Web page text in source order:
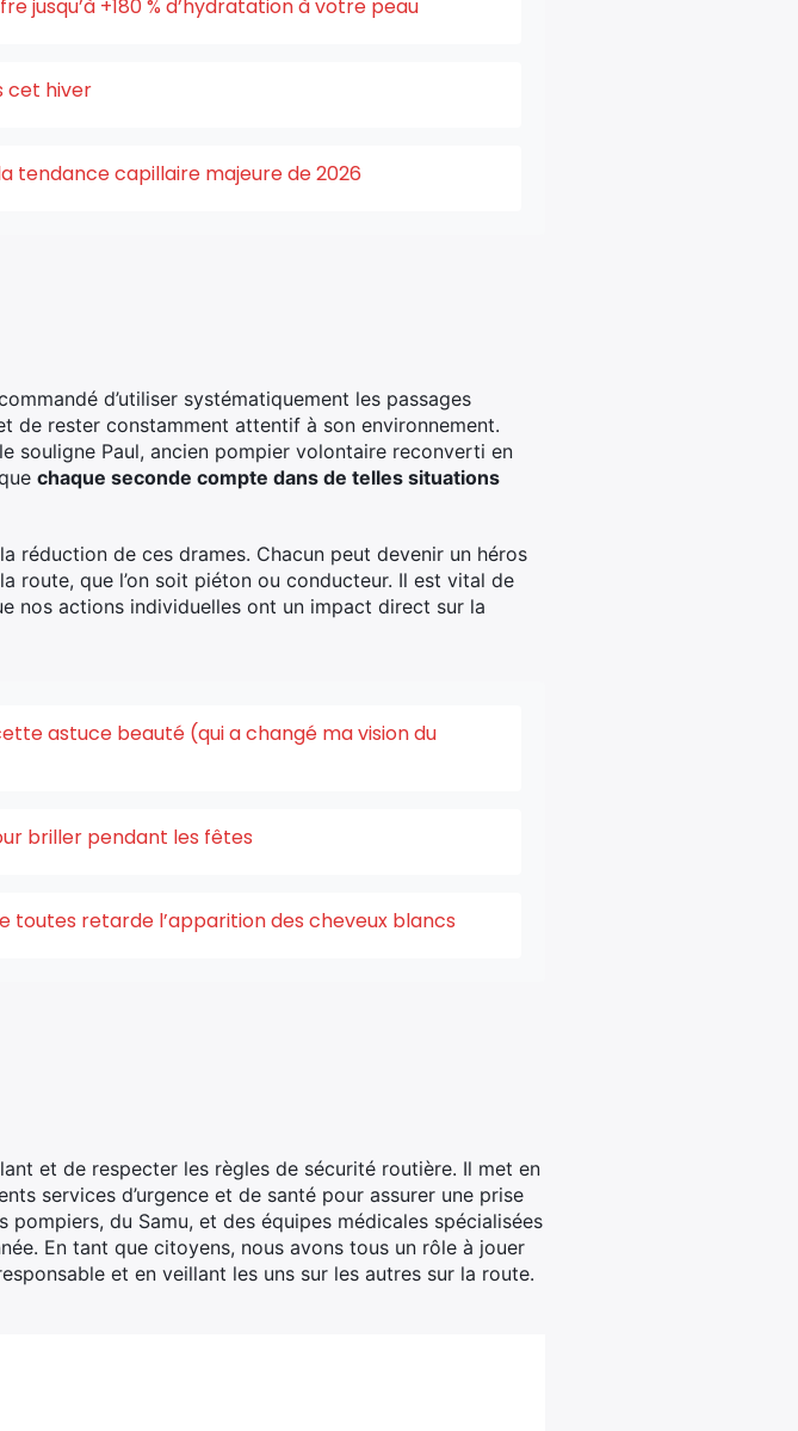
+180 % d’hydratation à votre peau
cet hiver
tendance capillaire majeure de 2026
d’utiliser systématiquement les passages
de rester constamment attentif à son environnement.
souligne Paul, ancien pompier volontaire reconverti en
chaque seconde compte dans de telles situations
réduction de ces drames. Chacun peut devenir un héros
route, que l’on soit piéton ou conducteur. Il est vital de
nos actions individuelles ont un impact direct sur la
astuce beauté (qui a changé ma vision du
briller pendant les fêtes
toutes retarde l’apparition des cheveux blancs
et de respecter les règles de sécurité routière. Il met en
services d’urgence et de santé pour assurer une prise
du Samu, et des équipes médicales spécialisées
En tant que citoyens, nous avons tous un rôle à jouer
et en veillant les uns sur les autres sur la route.